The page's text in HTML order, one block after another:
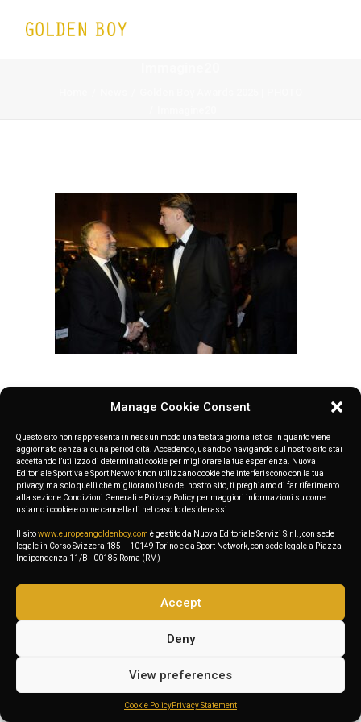
Manage Cookie Consent
Questo sito non rappresenta in nessun modo una testata giornalistica in quanto viene
aggiornato senza alcuna periodicità. Accedendo, usando o navigando sul nostro sito stai
accettando l’utilizzo di determinati cookie per migliorare la tua esperienza. Nuova
Editoriale Sportiva e Sport Network non utilizzano cookie che interferiscono con la tua
privacy, ma solo quelli che migliorano l’uso del nostro sito, ti preghiamo di far riferimento
alla sezione Condizioni Generali e Privacy Policy per maggiori informazioni su come
usiamo i cookie e come cancellarli nel caso lo desiderassi.
Il sitowww.europeangoldenboy.com è gestito da Nuova Editoriale Servizi S.r.l., con sede
legale in Corso Svizzera 185 – 10149 Torino e da Sport Network, con sede legale a Piazza
Indipendenza 11/B - 00185 Roma (RM)
Accept
Deny
View preferences
Cookie PolicyPrivacy Statement